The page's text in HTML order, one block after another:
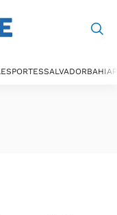
ESPORTESSALVADORBAHIA